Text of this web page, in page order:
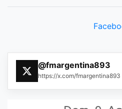
@fmargentina893
https://x.com/fmargentina893